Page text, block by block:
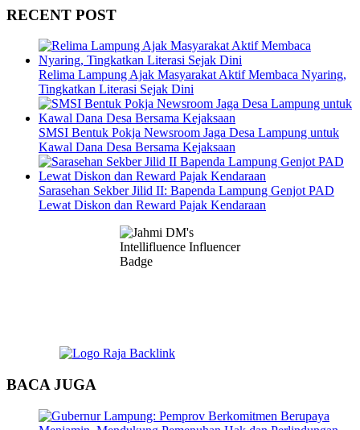
RECENT POST
Relima Lampung Ajak Masyarakat Aktif Membaca Nyaring,
Tingkatkan Literasi Sejak Dini
SMSI Bentuk Pokja Newsroom Jaga Desa Lampung untuk
Kawal Dana Desa Bersama Kejaksaan
Sarasehan Sekber Jilid II: Bapenda Lampung Genjot PAD
Lewat Diskon dan Reward Pajak Kendaraan
BACA JUGA